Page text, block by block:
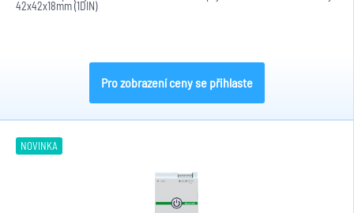
42x42x18mm (1DIN)
Pro zobrazení ceny se přihlaste
NOVINKA